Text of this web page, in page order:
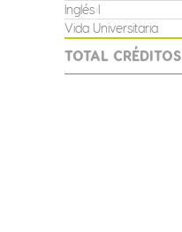
Inglés I
Vida Universitaria
TOTAL CRÉDITOS